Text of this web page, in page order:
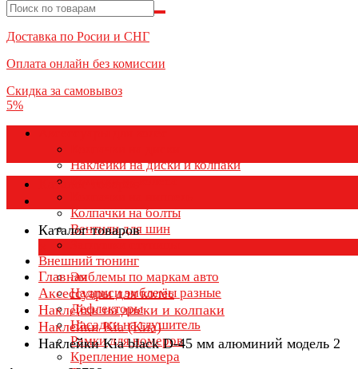
Доставка по Росии и СНГ
Оплата онлайн без комиссии
Скидка за самовывоз
5%
Наклейки на диски и колпаки
Колпаки на колеса
Колпачки на болты
Вентили для шин
Внешний тюнинг
Эмблемы по маркам авто
Надписи эмблемы разные
Дефлекторы
Насадки на глушитель
Рамки для номеров
Крепление номера
Каталог товаров
Каталог товаров
Главная
Аксессуары для колёс
Наклейки на диски и колпаки
Наклейки Kia (Киа)
Наклейки Kia black D-45 мм алюминий модель 2